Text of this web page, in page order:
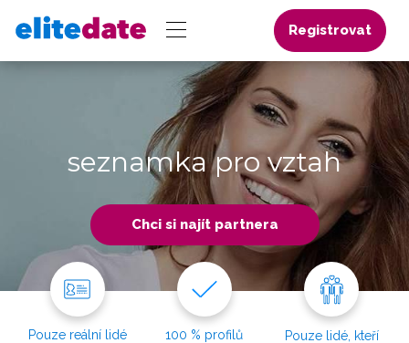
Registrovat
seznamka pro vztah
Chci si najít partnera
Pouze reální lidé
100 % profilů
Pouze lidé, kteří